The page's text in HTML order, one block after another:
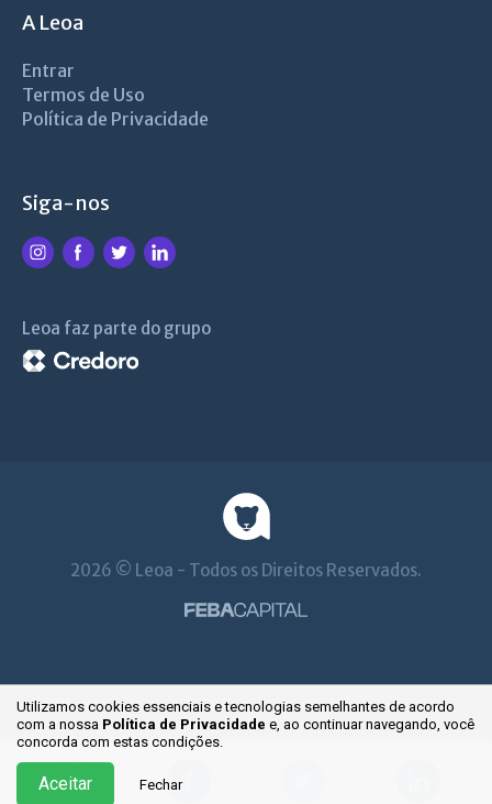
Utilizamos cookies essenciais e tecnologias semelhantes de acordo
com a nossa Política de Privacidade e, ao continuarnavegando, você
concorda com estas condições.
Aceitar Fechar
A Leoa
Entrar
Termos de Uso
Política de Privacidade
Siga-nos
Leoa faz parte do grupo
2026 © Leoa - Todos os Direitos Reservados.